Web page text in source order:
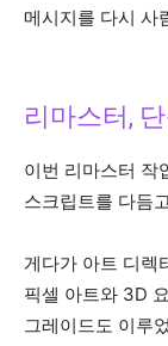
메시지를 다시 사
리마스터,
이번 리마스터 작
스크립트를 다듬
게다가 아트 디
픽셀 아트와 3D
그레이드도 이루